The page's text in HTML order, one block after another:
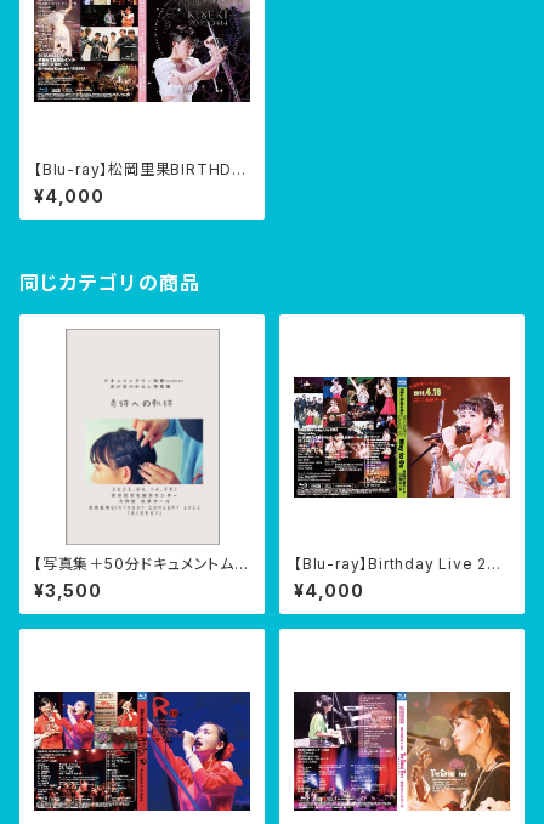
【Blu-ray】松岡里果BIRTHDA
Y CONCERT 2023『KISEKI』
@渋谷伝承ホール 2023/04/1
4
¥4,000
同じカテゴリの商品
【写真集＋50分ドキュメントムー
ビー】松岡里果BIRTHDAY CO
NCERT 2023『KISEKI』@渋谷
伝承ホール 2023/04/14
¥3,500
【Blu-ray】Birthday Live 201
8『Way to Go』@伝承ホール 2
018/04/18
¥4,000